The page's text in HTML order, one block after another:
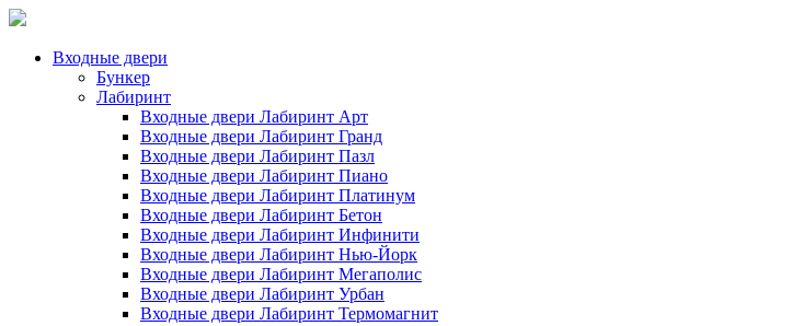
Входные двери
Бункер
Лабиринт
Входные двери Лабиринт Арт
Входные двери Лабиринт Гранд
Входные двери Лабиринт Пазл
Входные двери Лабиринт Пиано
Входные двери Лабиринт Платинум
Входные двери Лабиринт Бетон
Входные двери Лабиринт Инфинити
Входные двери Лабиринт Нью-Йорк
Входные двери Лабиринт Мегаполис
Входные двери Лабиринт Урбан
Входные двери Лабиринт Термомагнит